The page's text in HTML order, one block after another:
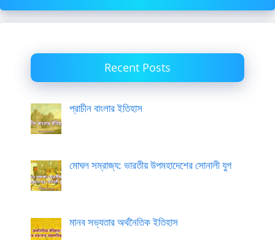
Recent Posts
প্রাচীন বাংলার ইতিহাস
মোঘল সম্রাজ্য: ভারতীয় উপমহাদেশের সোনালী যুগ
মানব সভ্যতার অর্থনৈতিক ইতিহাস